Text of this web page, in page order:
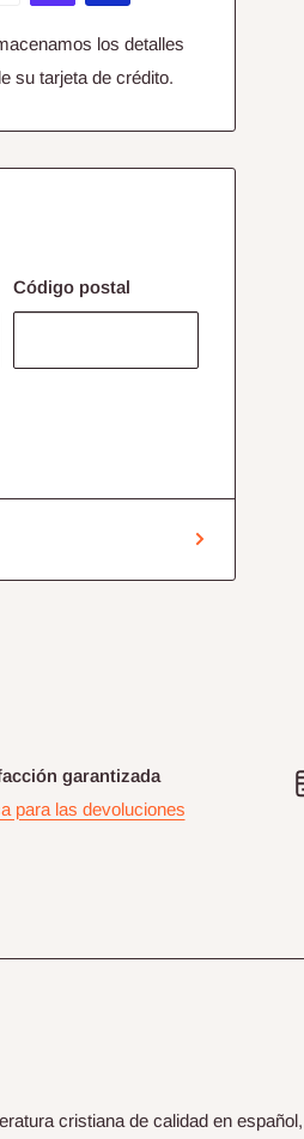
los detalles
su tarjeta de crédito.
Código postal
garantizada
para las devoluciones
cristiana de calidad en